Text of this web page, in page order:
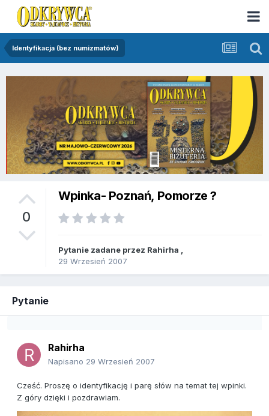
Identyfikacja (bez numizmatów)
0
Wpinka- Poznań, Pomorze ?
Pytanie zadane przez Rahirha
29 Wrzesień 2007
Pytanie
Rahirha
Napisano 29 Wrzesień 2007
Cześć. Proszę o identyfikację i parę słów na temat tej wpinki.
Z góry dzięki i pozdrawiam.